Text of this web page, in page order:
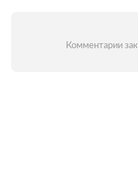
Комментарии